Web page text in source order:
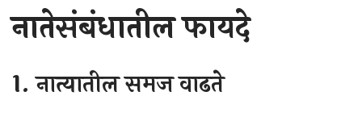
नातेसंबंधातील फायदे
1. नात्यातील समज वाढते